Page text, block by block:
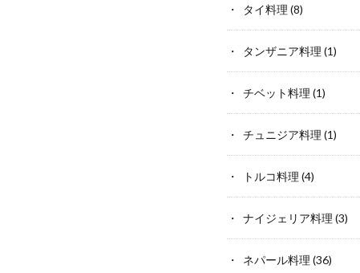
タイ料理 (8)
タンザニア料理 (1)
チベット料理 (1)
チュニジア料理 (1)
トルコ料理 (4)
ナイジェリア料理 (3)
ネパール料理 (36)